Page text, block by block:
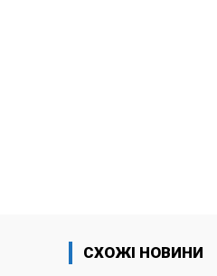
СХОЖІ НОВИНИ